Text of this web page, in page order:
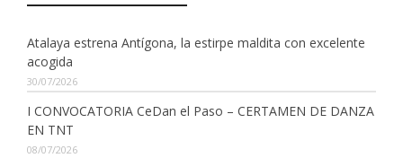
Atalaya estrena Antígona, la estirpe maldita con excelente
acogida
30/07/2026
I CONVOCATORIA CeDan el Paso – CERTAMEN DE DANZA
EN TNT
08/07/2026